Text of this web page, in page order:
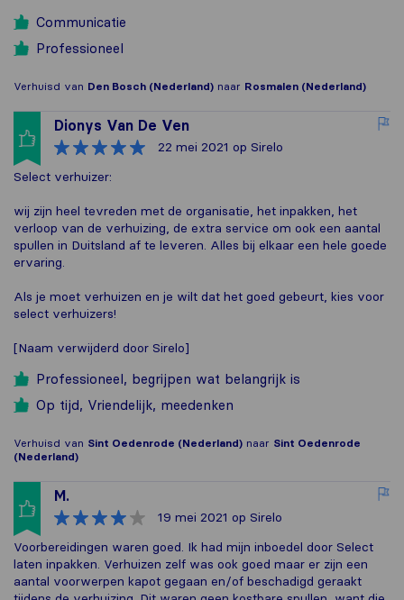
Communicatie
Professioneel
Verhuisd van Den Bosch (Nederland) naar Rosmalen (Nederland)
Dionys Van De Ven
22 mei 2021 op Sirelo
Select verhuizer:
wij zijn heel tevreden met de organisatie, het inpakken, het
verloop van de verhuizing, de extra service om ook een aantal
spullen in Duitsland af te leveren. Alles bij elkaar een hele goede
ervaring.
Als je moet verhuizen en je wilt dat het goed gebeurt, kies voor
select verhuizers!
[Naam verwijderd door Sirelo]
Professioneel, begrijpen wat belangrijk is
Op tijd, Vriendelijk, meedenken
Verhuisd van Sint Oedenrode (Nederland) naar Sint Oedenrode
(Nederland)
M.
19 mei 2021 op Sirelo
Voorbereidingen waren goed. Ik had mijn inboedel door Select
laten inpakken. Verhuizen zelf was ook goed maar er zijn een
aantal voorwerpen kapot gegaan en/of beschadigd geraakt